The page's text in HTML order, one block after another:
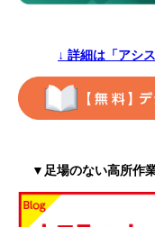
↓ 詳細は「アシ
▼足場のない高所作